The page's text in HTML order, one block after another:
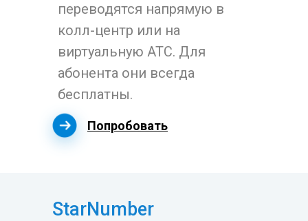
Попробовать
переводятся напрямую в
колл-центр или на
виртуальную АТС. Для
абонента они всегда
бесплатны.
StarNumber